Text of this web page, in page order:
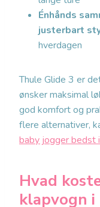
Énhånds
justerbart
hverdagen
Thule Glide 3 er
ønsker maksimal
god komfort og
flere alternativer,
baby jogger bedst
Hvad
klapvogn i